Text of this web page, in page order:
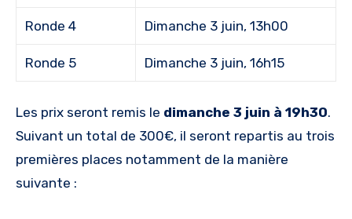
Ronde 4 Dimanche 3 juin, 13h00
Ronde 5 Dimanche 3 juin, 16h15
Les prix seront remis le dimanche 3 juin à 19h30.
Suivant un total de 300€, il seront repartis au trois
premières places notamment de la manière
suivante :